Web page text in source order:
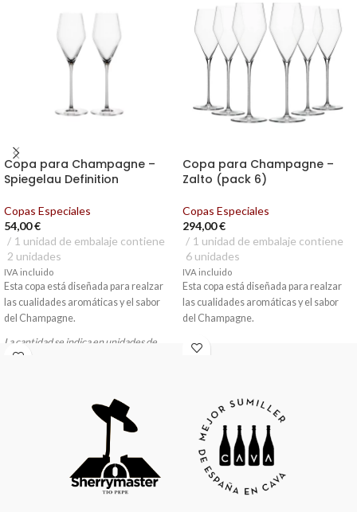
Copa para Champagne –
Spiegelau Definition
Copas Especiales
54,00€
1 unidad de embalaje contiene
2 unidades
IVA incluido
Esta copa está diseñada para realzar
las cualidades aromáticas y el sabor
del Champagne.
La cantidad se indica en unidades de
embalaje, pedido mínimo = una unidad
Copa para Champagne –
Zalto (pack 6)
Copas Especiales
294,00€
1 unidad de embalaje contiene
6 unidades
IVA incluido
Esta copa está diseñada para realzar
las cualidades aromáticas y el sabor
del Champagne.